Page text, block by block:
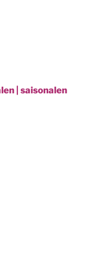
| saisonalen